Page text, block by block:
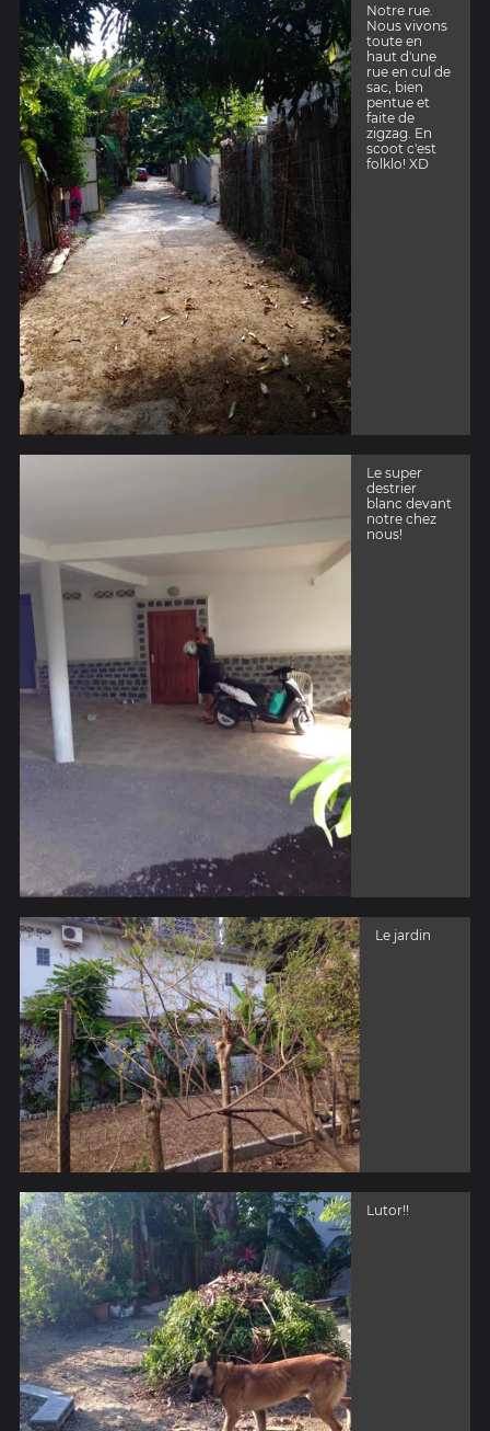
Notre rue.
Nous vivons
toute en
haut d'une
rue en cul de
sac, bien
pentue et
faite de
zigzag. En
scoot c'est
folklo! XD
Le super
destrier
blanc devant
notre chez
nous!
Le jardin
Lutor!!